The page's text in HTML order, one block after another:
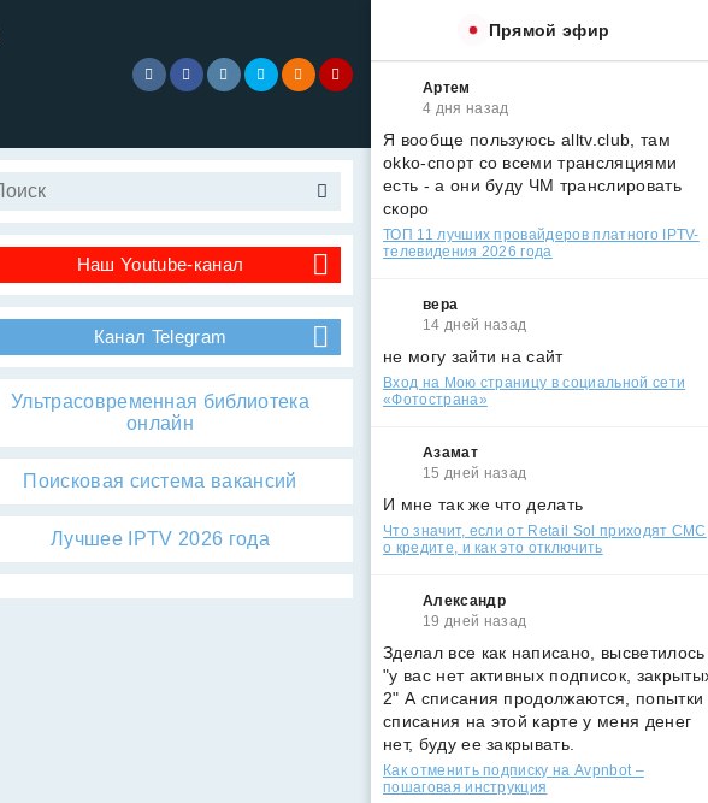
Наш Youtube-канал
Канал Telegram
Ультрасовременная библиотека
онлайн
Поисковая система вакансий
Лучшее IPTV 2026 года
Прямой эфир
Артем
4 дня назад
Я вообще пользуюсь alltv.club, там
okko-спорт со всеми трансляциями
есть - а они буду ЧМ транслировать
скоро
ТОП 11 лучших провайдеров платного IPTV-
телевидения 2026 года
вера
14 дней назад
не могу зайти на сайт
Вход на Мою страницу в социальной сети
«Фотострана»
Азамат
15 дней назад
И мне так же что делать
Что значит, если от Retail Sol приходят СМС
о кредите, и как это отключить
Александр
19 дней назад
Зделал все как написано, высветилось
"у вас нет активных подписок,
2" А списания продолжаются, попытки
списания на этой карте у меня денег
нет, буду ее закрывать.
Как отменить подписку на Avpnbot –
пошаговая инструкция